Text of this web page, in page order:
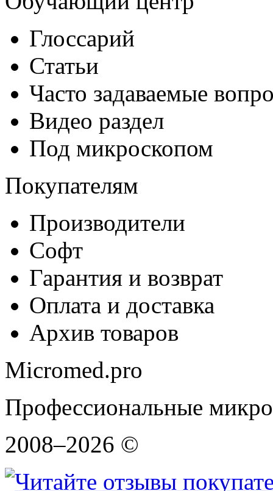
Глоссарий
Статьи
Часто задаваемые
Видео раздел
Под микроскопом
Покупателям
Производители
Софт
Гарантия и возврат
Оплата и доставка
Архив товаров
Micromed.pro
Профессиональные
2008–2026 ©